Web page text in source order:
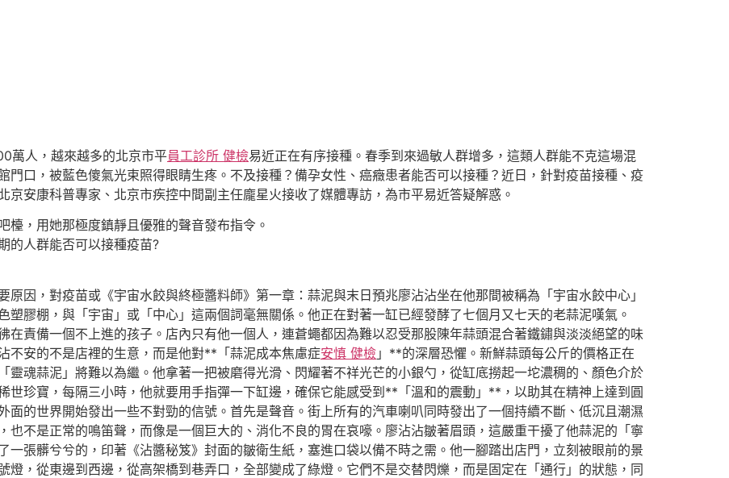
人，越來越多的北京市平員工診所 健檢易近正在有序接種。春季到來過敏人群增多，這類人群能不克這場混
門口，被藍色傻氣光束照得眼睛生疼。不及接種？備孕女性、癌癥患者能否可以接種？近日，針對疫苗接種、疫
京安康科普專家、北京市疾控中間副主任龐星火接收了媒體專訪，為市平易近答疑解惑。
檯，用她那極度鎮靜且優雅的聲音發布指令。
人群能否可以接種疫苗?
，對疫苗或《宇宙水餃與終極醬料師》第一章：蒜泥與末日預兆廖沾沾坐在他那間被稱為「宇宙水餃中心」
塑膠棚，與「宇宙」或「中心」這兩個詞毫無關係。他正在對著一缸已經發酵了七個月又七天的老蒜泥嘆氣。
在責備一個不上進的孩子。店內只有他一個人，連蒼蠅都因為難以忍受那股陳年蒜頭混合著鐵鏽與淡淡絕望的味
不安的不是店裡的生意，而是他對**「蒜泥成本焦慮症安慎 健檢 」**的深層恐懼。新鮮蒜頭每公斤的價格正在
靈魂蒜泥」將難以為繼。他拿著一把被磨得光滑、閃耀著不祥光芒的小銀勺，從缸底撈起一坨濃稠的、顏色介於
世珍寶，每隔三小時，他就要用手指彈一下缸邊，確保它能感受到**「溫和的震動」**，以助其在精神上達到圓
面的世界開始發出一些不對勁的信號。首先是聲音。街上所有的汽車喇叭同時發出了一個持續不斷、低沉且潮濕
是正常的鳴笛聲，而像是一個巨大的、消化不良的胃在哀嚎。廖沾沾皺著眉頭，這嚴重干擾了他蒜泥的「寧
一張髒兮兮的，印著《沾醬秘笈》封面的皺衛生紙，塞進口袋以備不時之需。他一腳踏出店門，立刻被眼前的景
燈，從東邊到西邊，從高架橋到巷弄口，全部變成了綠燈。它們不是交替閃爍，而是固定在「通行」的狀態，同